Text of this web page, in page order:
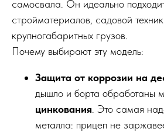
самосвала. Он идеально
стройматериалов, садовой
крупногабаритных грузов.
Почему выбирают эту модель:
Защита от коррозии на
дышло и борта обработаны
цинкования . Это самая
металла: прицеп не